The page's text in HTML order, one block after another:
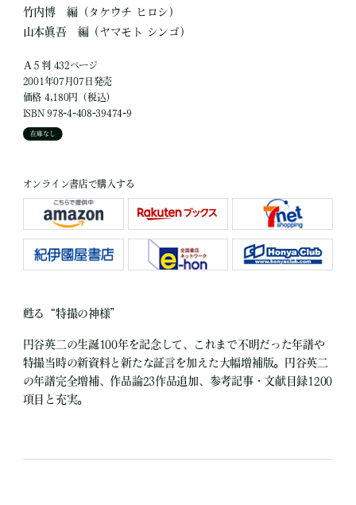
竹内博 編（タケウチ ヒロシ）
山本眞吾
編（ヤマモト シンゴ）
Ａ５判 432ページ
2001年07月07日発売
価格 4,180円（税込）
ISBN 978-4-408-39474-9
在庫なし
オンライン書店で購入する
甦る“特撮の神様”
円谷英二の生誕100年を記念して、これまで不明だった年譜や
特撮当時の新資料と新たな証言を加えた大幅増補版。円谷英二
の年譜完全増補、作品論23作品追加、参考記事・文献目録1200
項目と充実。